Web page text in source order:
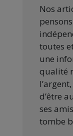
Nos
toutes
une
qualité
d’être
ses
tombe